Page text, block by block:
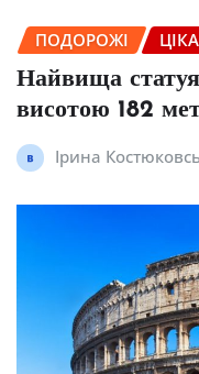
ПОДОРОЖІ
Найвища статуя
висотою 182
Ірина